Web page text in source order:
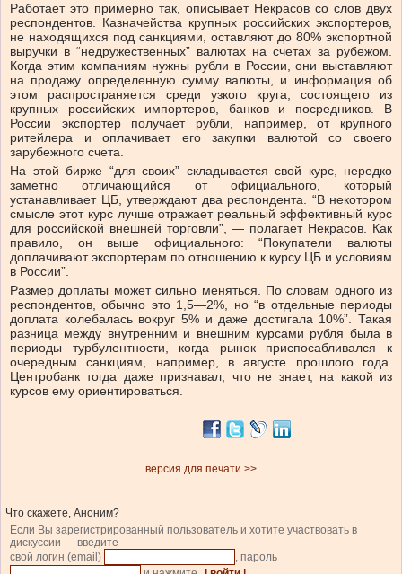
Работает это примерно так, описывает Некрасов со слов двух
респондентов. Казначейства крупных российских экспортеров,
не находящихся под санкциями, оставляют до 80% экспортной
выручки в “недружественных” валютах на счетах за рубежом.
Когда этим компаниям нужны рубли в России, они выставляют
на продажу определенную сумму валюты, и информация об
этом распространяется среди узкого круга, состоящего из
крупных российских импортеров, банков и посредников. В
России экспортер получает рубли, например, от крупного
ритейлера и оплачивает его закупки валютой со своего
зарубежного счета.
На этой бирже “для своих” складывается свой курс, нередко
заметно отличающийся от официального, который
устанавливает ЦБ, утверждают два респондента. “В некотором
смысле этот курс лучше отражает реальный эффективный курс
для российской внешней торговли”, — полагает Некрасов. Как
правило, он выше официального: “Покупатели валюты
доплачивают экспортерам по отношению к курсу ЦБ и условиям
в России”.
Размер доплаты может сильно меняться. По словам одного из
респондентов, обычно это 1,5—2%, но “в отдельные периоды
доплата колебалась вокруг 5% и даже достигала 10%”. Такая
разница между внутренним и внешним курсами рубля была в
периоды турбулентности, когда рынок приспосабливался к
очередным санкциям, например, в августе прошлого года.
Центробанк тогда даже признавал, что не знает, на какой из
курсов ему ориентироваться.
версия для печати >>
Что скажете, Аноним?
Если Вы зарегистрированный пользователь и хотите участвовать в
дискуссии — введите
свой логин (email)
, пароль